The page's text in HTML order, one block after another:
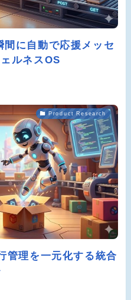
に自動で応援メッセ
ルネスOS
Product Research
理を一元化する統合